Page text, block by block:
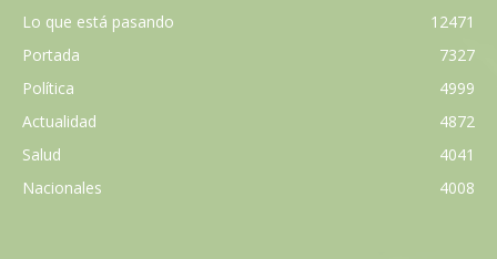
Lo que está pasando
12471
Portada
7327
Política
4999
Actualidad
4872
Salud
4041
Nacionales
4008